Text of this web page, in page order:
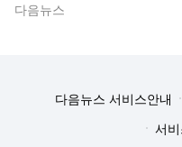
다음뉴스
다음뉴스 서비스안내
서